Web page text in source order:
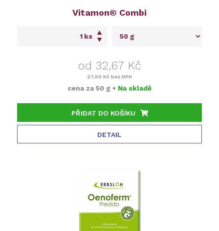
Vitamon® Combi
ks
od 32,67 Kč
27,00 Kč bez DPH
cena za 50 g • Na skladě
PŘIDAT DO KOŠÍKU
DETAIL